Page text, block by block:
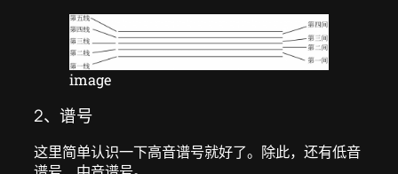
image
2、谱号
这里简单认识一下高音谱号就好了。除此，还有低音